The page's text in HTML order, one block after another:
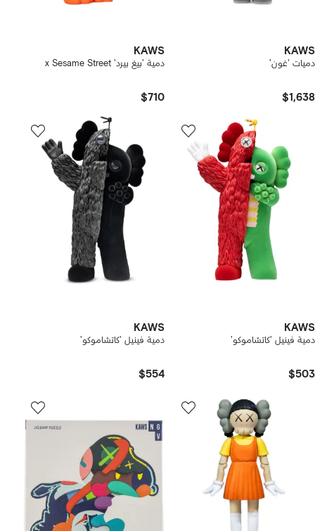
KAWS
دميات 'غون'
$1,638
KAWS
دمية 'بيغ بيرد' x Sesame Street
$710
KAWS
دمية فينيل 'كاتشاموكو'
$503
KAWS
دمية فينيل 'كاتشاموكو'
$554